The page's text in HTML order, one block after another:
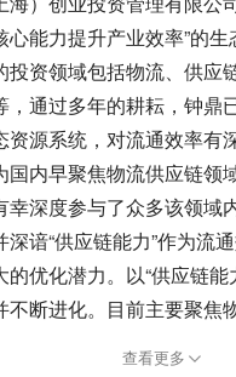
心能力提升产业效率”的
投资领域包括物流、供应
，通过多年的耕耘，钟鼎
资源系统，对流通效率有
国内早聚焦物流供应链领
幸深度参与了众多该领域
深谙“供应链能力”作为流
的优化潜力。以“供应链能
不断进化。目前主要聚焦
查看更多